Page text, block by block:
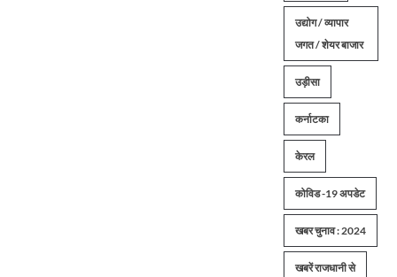
उद्योग / व्यापार
जगत / शेयर बाजार
उड़ीसा
कर्नाटका
केरल
कोविड -19 अपडेट
खबर चुनाव : 2024
खबरें राजधानी से